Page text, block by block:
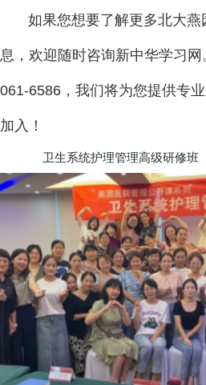
如果您想要了解更多北大
息，欢迎随时咨询新中华学习
061-6586，我们将为您提供专
加入！
卫生系统护理管理高级研修班